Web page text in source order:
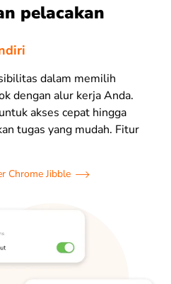
pelacakan
dalam memilih
dengan alur kerja Anda.
akses cepat hingga
tugas yang mudah. Fitur
Chrome Jibble